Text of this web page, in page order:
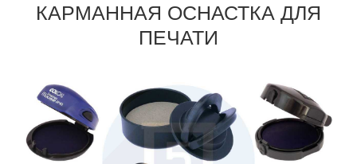
КАРМАННАЯ ОСНАСТКА ДЛЯ
ПЕЧАТИ